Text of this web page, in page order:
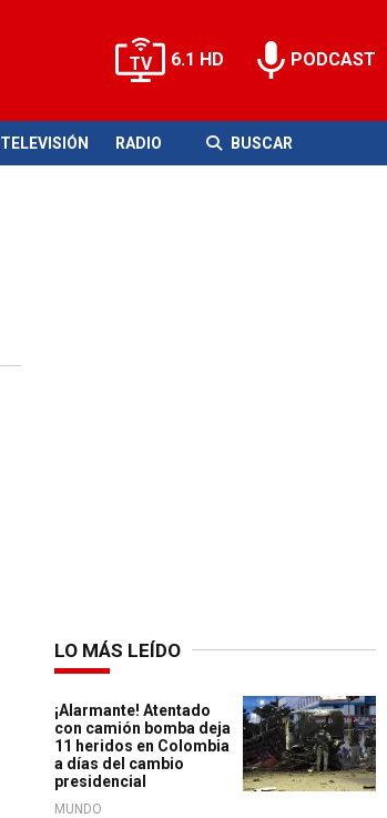
6.1 HD PODCAST
TELEVISIÓN RADIO BUSCAR
LO MÁS LEÍDO
¡Alarmante! Atentado
con camión bomba deja
11 heridos en Colombia
a días del cambio
presidencial
MUNDO